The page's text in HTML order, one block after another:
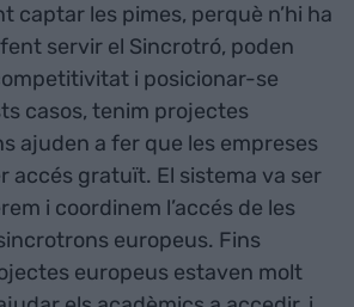
captar les pimes, perquè n’hi ha
servir el Sincrotró, poden
i posicionar-se
casos, tenim projectes
ajuden a fer que les empreses
accés gratuït. El sistema va ser
i coordinem l’accés de les
europeus. Fins
europeus estaven molt